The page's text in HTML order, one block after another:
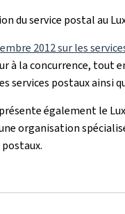
du service postal au
2012 sur les
à la concurrence, tout
services postaux ainsi
également le
une organisation